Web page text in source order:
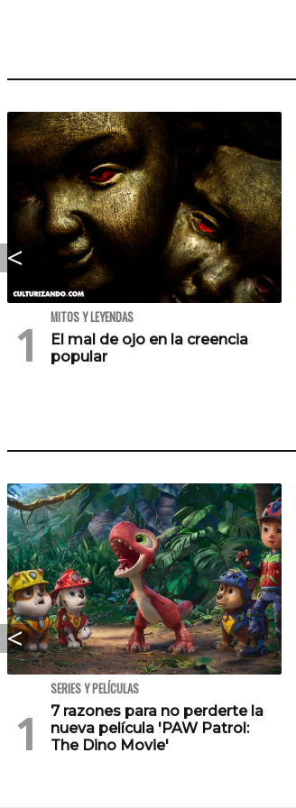
MITOS Y LEYENDAS
El mal de ojo en la creencia
popular
SERIES Y PELÍCULAS
7 razones para no perderte la
nueva película 'PAW Patrol:
The Dino Movie'